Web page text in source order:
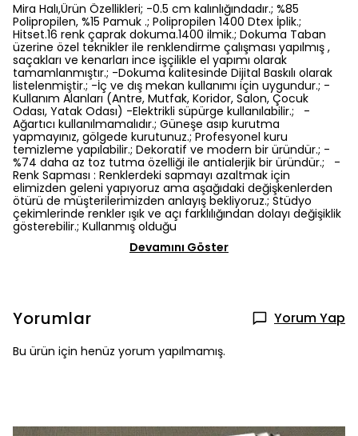
Mira Halı,Ürün Özellikleri; -0.5 cm kalınlığındadır.; %85
Polipropilen, %15 Pamuk .; Polipropilen 1400 Dtex İplik.;
Hitset.16 renk çaprak dokuma.1400 ilmik.; Dokuma Taban
üzerine özel teknikler ile renklendirme çalışması yapılmış ,
saçakları ve kenarları ince işçilikle el yapımı olarak
tamamlanmıştır.; -Dokuma kalitesinde Dijital Baskılı olarak
listelenmiştir.; -İç ve dış mekan kullanımı için uygundur.; -
Kullanım Alanları (Antre, Mutfak, Koridor, Salon, Çocuk
Odası, Yatak Odası) -Elektrikli süpürge kullanılabilir.; -
Ağartıcı kullanılmamalıdır.; Güneşe asıp kurutma
yapmayınız, gölgede kurutunuz.; Profesyonel kuru
temizleme yapılabilir.; Dekoratif ve modern bir üründür.; -
%74 daha az toz tutma özelliği ile antialerjik bir üründür.; -
Renk Sapması : Renklerdeki sapmayı azaltmak için
elimizden geleni yapıyoruz ama aşağıdaki değişkenlerden
ötürü de müşterilerimizden anlayış bekliyoruz.; Stüdyo
çekimlerinde renkler ışık ve açı farklılığından dolayı değişiklik
gösterebilir.; Kullanmış olduğu
Devamını Göster
Yorumlar Yorum Yap
Bu ürün için henüz yorum yapılmamış.